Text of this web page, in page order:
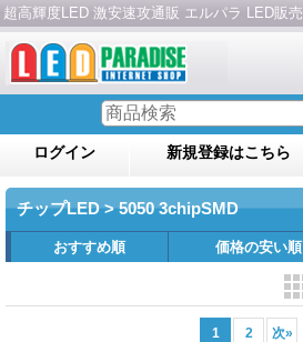
超高輝度LED 激安速攻通販 エルパラ LED販売
ログイン 新規登録はこちら
チップLED > 5050 3chipSMD
おすすめ順 価格の安い順
1 2 次»